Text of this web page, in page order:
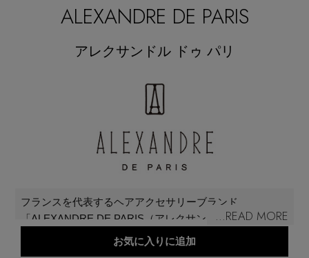
最旬！トレンドワード
はじめてご利用の方
ご登録はこちら
ALEXANDRE DE PARIS
アレクサンドル ドゥ パリ
...READ MORE
フランスを代表するヘアアクセサリーブランド
「ALEXANDRE DE PARIS（アレクサンドルドゥパ
リ）」。創業者のルイ・アレクサンドル・レモンは1957
お気に入りに追加